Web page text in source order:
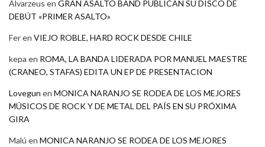
Alvarzeus en GRAN ASALTO BAND PUBLICAN SU DISCO DE
DEBÚT «PRIMER ASALTO»
Feren VIEJO ROBLE, HARD ROCK DESDE CHILE
kepa en ROMA, LA BANDA LIDERADA POR MANUEL MAESTRE
(CRANEO, STAFAS) EDITA UN EP DE PRESENTACION
Lovegun en MONICA NARANJO SE RODEA DE LOS MEJORES
MÚSICOS DE ROCK Y DE METAL DEL PAÍS EN SU PRÓXIMA
GIRA
Malú en MONICA NARANJO SE RODEA DE LOS MEJORES